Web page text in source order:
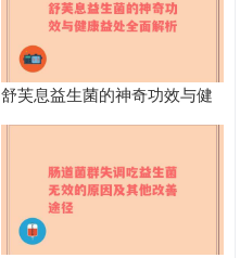
舒芙息益生菌的神奇功效与健
康益处全面解析